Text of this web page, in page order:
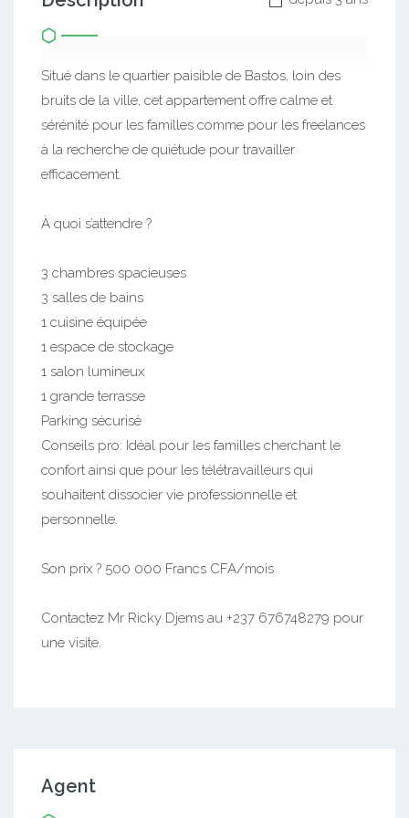
Situé dans le quartier paisible de Bastos, loin des
bruits de la ville, cet appartement offre calme et
sérénité pour les familles comme pour les freelances
à la recherche de quiétude pour travailler
efficacement.
À quoi s’attendre ?
3 chambres spacieuses
3 salles de bains
1 cuisine équipée
1 espace de stockage
1 salon lumineux
1 grande terrasse
Parking sécurisé
Conseils pro: Idéal pour les familles cherchant le
confort ainsi que pour les télétravailleurs qui
souhaitent dissocier vie professionnelle et
personnelle.
Son prix ? 500 000 Francs CFA/mois
Contactez Mr Ricky Djems au +237 676748279 pour
une visite.
Agent